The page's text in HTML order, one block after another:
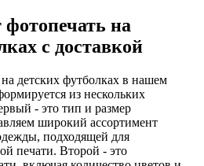
на
с доставкой
детских футболках в нашем
из нескольких
- это тип и размер
широкий ассортимент
подходящей для
печати. Второй - это